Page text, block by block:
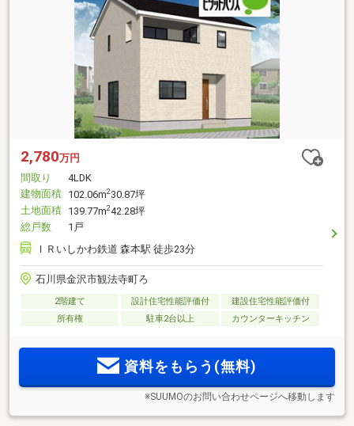
2,780万円
間取り
4LDK
建物面積 102.06m230.87坪
土地面積 139.77m242.28坪
総戸数
1戸
ＩＲいしかわ鉄道 森本駅 徒歩23分
石川県金沢市観法寺町ろ
2階建て 設計住宅性能評価付
建設住宅性能評価付
所有権
駐車2台以上 カウンターキッチン
資料をもらう(無料)
※SUUMOのお問い合わせページへ移動します